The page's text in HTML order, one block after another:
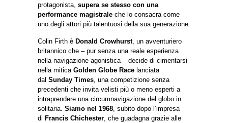
protagonista, supera se stesso con una
performance magistrale che lo consacra come
uno degli attori più talentuosi della sua generazione.
Colin Firth è Donald Crowhurst, un avventuriero
britannico che – pur senza una reale esperienza
nella navigazione agonistica – decide di cimentarsi
nella mitica Golden Globe Race lanciata
dal Sunday Times, una competizione senza
precedenti che invita velisti più o meno esperti a
intraprendere una circumnavigazione del globo in
solitaria. Siamo nel 1968, subito dopo l’impresa
di Francis Chichester, che guadagna grazie alle